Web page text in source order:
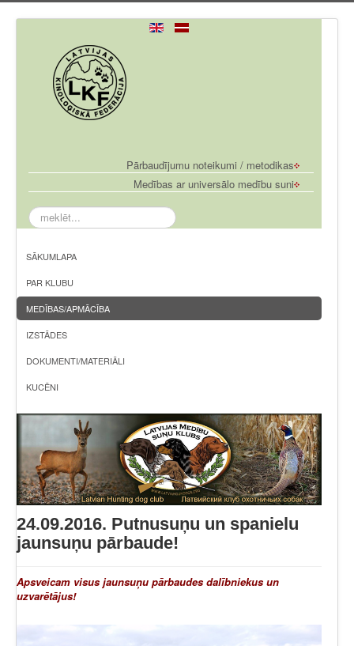
Pārbaudījumu noteikumi / metodikas
Medības ar universālo medību suni
meklēt...
SĀKUMLAPA
PAR KLUBU
MEDĪBAS/APMĀCĪBA
IZSTĀDES
DOKUMENTI/MATERIĀLI
KUCĒNI
24.09.2016. Putnusuņu un spanielu
jaunsuņu pārbaude!
Apsveicam visus jaunsuņu pārbaudes dalībniekus un
uzvarētājus!